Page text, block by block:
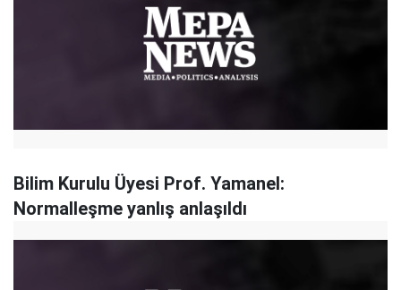
Bilim Kurulu Üyesi Prof. Yamanel:
Normalleşme yanlış anlaşıldı